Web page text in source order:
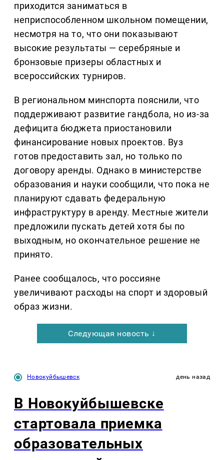
приходится заниматься в
неприспособленном школьном помещении,
несмотря на то, что они показывают
высокие результаты — серебряные и
бронзовые призеры областных и
всероссийских турниров.
В региональном минспорта пояснили, что
поддерживают развитие гандбола, но из-за
дефицита бюджета приостановили
финансирование новых проектов. Вуз
готов предоставить зал, но только по
договору аренды. Однако в министерстве
образования и науки сообщили, что пока не
планируют сдавать федеральную
инфраструктуру в аренду. Местные жители
предложили пускать детей хотя бы по
выходным, но окончательное решение не
принято.
Ранее сообщалось, что россияне
увеличивают расходы на спорт и здоровый
образ жизни.
Следующая новость ↓
Новокуйбышевск день назад
В Новокуйбышевске
стартовала приемка
образовательных